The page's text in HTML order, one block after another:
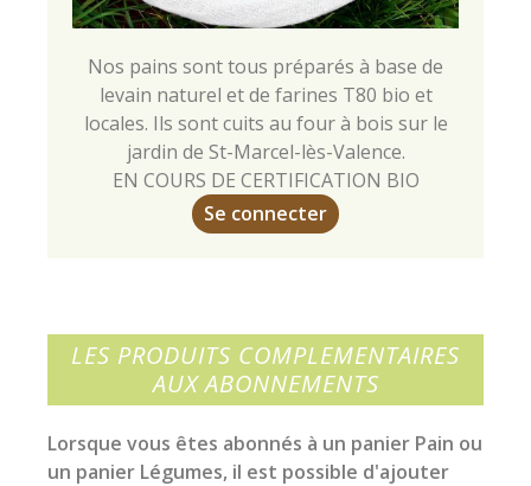
Nos pains sont tous préparés à base de
levain naturel et de farines T80 bio et
locales. Ils sont cuits au four à bois sur le
jardin de St-Marcel-lès-Valence.
EN COURS DE CERTIFICATION BIO
Se connecter
LES PRODUITS COMPLEMENTAIRES
AUX ABONNEMENTS
Lorsque vous êtes abonnés à un panier Pain ou
un panier Légumes, il est possible d'ajouter